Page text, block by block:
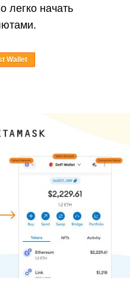
легко начать
Wallet